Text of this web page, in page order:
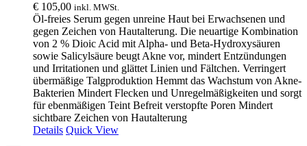
€ 105,00 inkl. MWSt.
Öl-freies Serum gegen unreine Haut bei Erwachsenen und
gegen Zeichen von Hautalterung. Die neuartige Kombination
von 2 % Dioic Acid mit Alpha- und Beta-Hydroxysäuren
sowie Salicylsäure beugt Akne vor, mindert Entzündungen
und Irritationen und glättet Linien und Fältchen. Verringert
übermäßige Talgproduktion Hemmt das Wachstum von Akne-
Bakterien Mindert Flecken und Unregelmäßigkeiten und sorgt
für ebenmäßigen Teint Befreit verstopfte Poren Mindert
sichtbare Zeichen von Hautalterung
Details Quick View